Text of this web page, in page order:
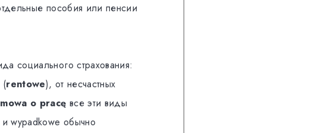
пособия или пенсии
социального страхования:
(rentowe), от несчастных
o pracę все эти виды
wypadkowe обычно